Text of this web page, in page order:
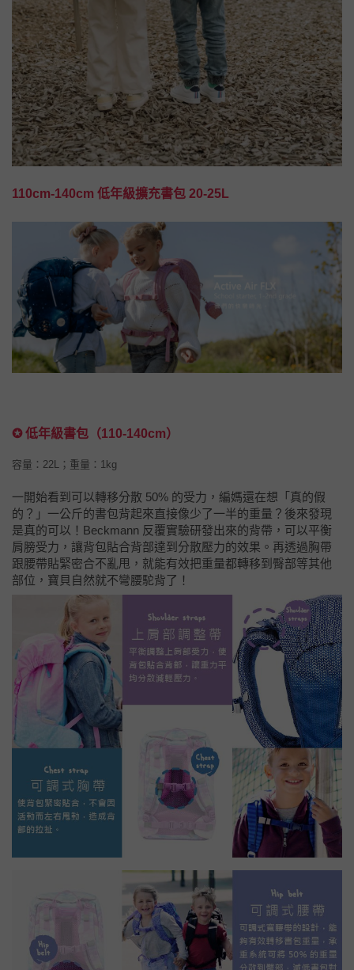
110cm-140cm 低年級擴充書包 20-25L
✪ 低年級書包（110-140cm）
容量：22L；重量：1kg
一開始看到可以轉移分散 50% 的受力，編媽還在想「真的假
的？」一公斤的書包背起來直接像少了一半的重量？後來發現
是真的可以！Beckmann 反覆實驗研發出來的背帶，可以平衡
肩膀受力，讓背包貼合背部達到分散壓力的效果。再透過胸帶
跟腰帶貼緊密合不亂甩，就能有效把重量都轉移到臀部等其他
部位，寶貝自然就不彎腰駝背了！